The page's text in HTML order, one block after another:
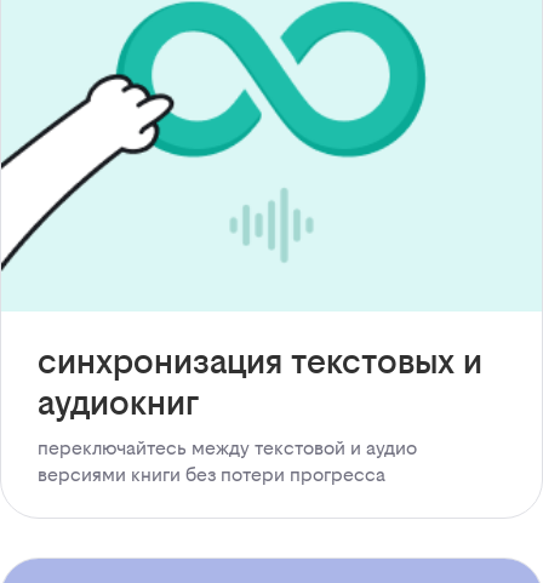
синхронизация текстовых и
аудиокниг
переключайтесь между текстовой и аудио
версиями книги без потери прогресса